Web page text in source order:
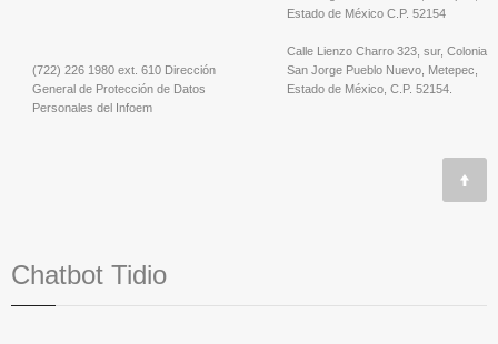
(722) 226 1980 ext. 610 Dirección
General de Protección de Datos
Personales del Infoem
Estado de México C.P. 52154
Calle Lienzo Charro 323, sur, Colonia
San Jorge Pueblo Nuevo, Metepec,
Estado de México, C.P. 52154.
Chatbot Tidio